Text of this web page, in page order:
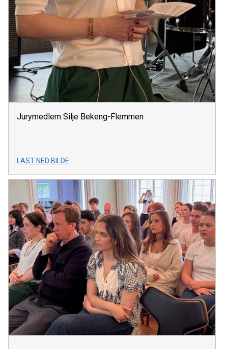
Jurymedlem Silje Bekeng-Flemmen
LAST NED BILDE